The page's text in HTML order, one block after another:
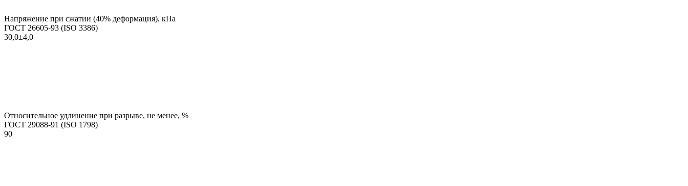
Напряжение при сжатии (40% деформация), кПа
ГОСТ 26605-93 (ISO 3386)
30,0±4,0
Относительное удлинение при разрыве, не менее, %
ГОСТ 29088-91 (ISO 1798)
90